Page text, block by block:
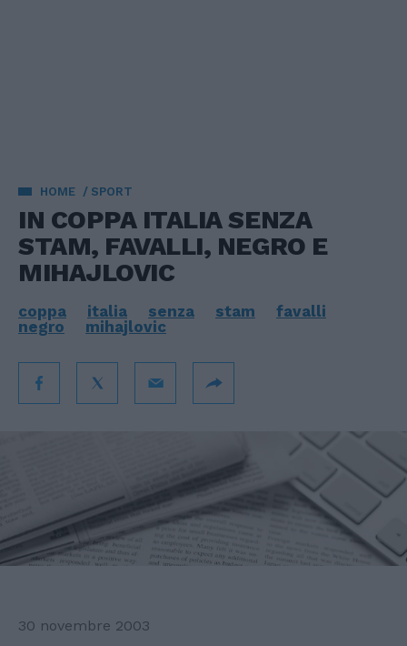
HOME SPORT
IN COPPA ITALIA SENZA
STAM, FAVALLI, NEGRO E
MIHAJLOVIC
coppa italia senza stam
favalli
negro
mihajlovic
30 novembre 2003